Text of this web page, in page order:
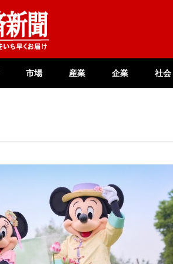
市場 産業 企業 社会